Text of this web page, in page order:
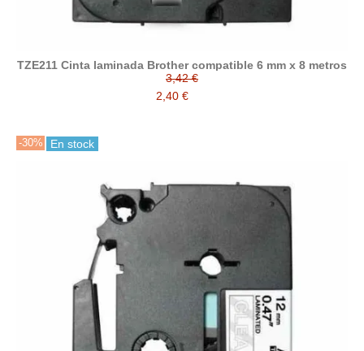
TZE211 Cinta laminada Brother compatible 6 mm x 8 metros
3,42 €
2,40 €
-30% En stock